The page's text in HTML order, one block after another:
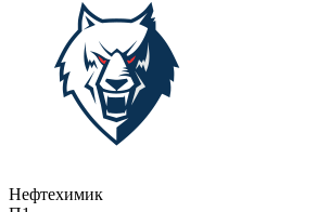
Нефтехимик